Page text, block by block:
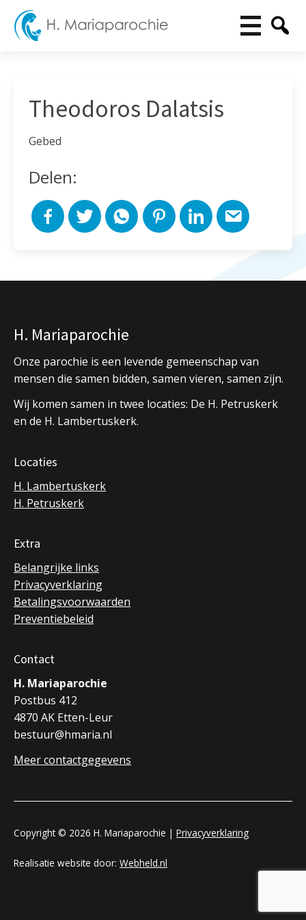
Theodoros Dalatsis
Gebed
Delen:
H. Mariaparochie
Onze parochie is een levende gemeenschap van
mensen die samen bidden, samen vieren, samen zijn.
Wij komen samen in twee locaties: De H. Petruskerk
en de H. Lambertuskerk.
Locaties
H. Lambertuskerk
H. Petruskerk
Extra
Belangrijke links
Privacyverklaring
Betalingsvoorwaarden
Preventiebeleid
Contact
H. Mariaparochie
Postbus 412
4870 AK Etten-Leur
bestuur@hmaria.nl
Meer contactgegevens
Copyright © 2026 H. Mariaparochie | Privacyverklaring
Realisatie website door: Webheld.nl